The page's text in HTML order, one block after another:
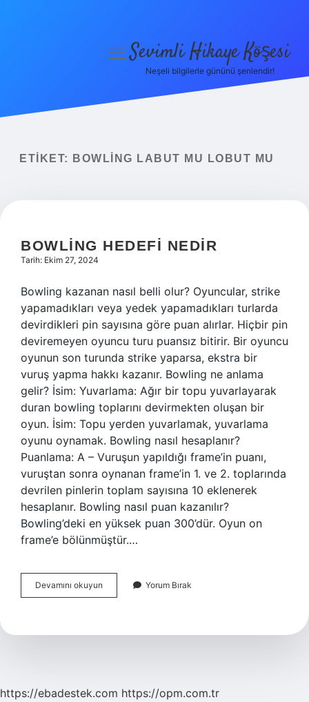
Yasal Uyarı
menüyüSevimli Hikaye Köşesi
Neşeli bilgilerle gününü şenlendir!
ETIKET: BOWLING LABUT MU LOBUT MU
BOWLING HEDEFI NEDIR
Tarih: Ekim 27, 2024
Bowling kazanan nasıl belli olur? Oyuncular, strike
yapamadıkları veya yedek yapamadıkları turlarda
devirdikleri pin sayısına göre puan alırlar. Hiçbir pin
deviremeyen oyuncu turu puansız bitirir. Bir oyuncu
oyunun son turunda strike yaparsa, ekstra bir
vuruş yapma hakkı kazanır. Bowling ne anlama
gelir? İsim: Yuvarlama: Ağır bir topu yuvarlayarak
duran bowling toplarını devirmekten oluşan bir
oyun. İsim: Topu yerden yuvarlamak, yuvarlama
oyunu oynamak. Bowling nasıl hesaplanır?
Puanlama: A – Vuruşun yapıldığı frame’in puanı,
vuruştan sonra oynanan frame’in 1. ve 2. toplarında
devrilen pinlerin toplam sayısına 10 eklenerek
hesaplanır. Bowling nasıl puan kazanılır?
Bowling’deki en yüksek puan 300’dür. Oyun on
frame’e bölünmüştür.…
Devamını okuyun
Hedefi
Yorum Bırak
https://ebadestek.com https://opm.com.tr